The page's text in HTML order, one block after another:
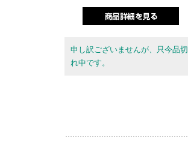
申し訳ございませんが、只今品切
れ中です。